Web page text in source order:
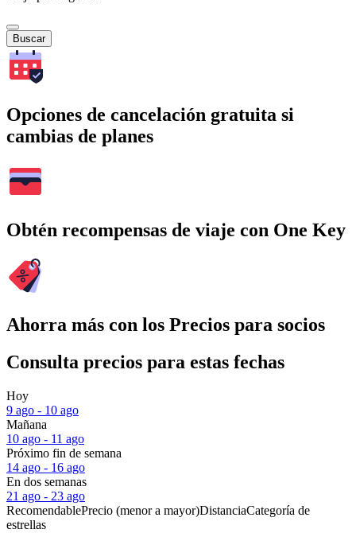
Buscar
Opciones de cancelación gratuita si
cambias de planes
Obtén recompensas de viaje con One Key
Ahorra más con los Precios para socios
Consulta precios para estas fechas
Hoy
9 ago - 10 ago
Mañana
10 ago - 11 ago
Próximo fin de semana
14 ago - 16 ago
En dos semanas
21 ago - 23 ago
RecomendablePrecio (menor a mayor)DistanciaCategoría de
estrellas